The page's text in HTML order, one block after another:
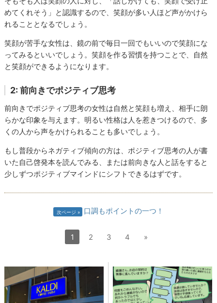
めてくれそう」と認識するので、笑顔が多い人ほど声がかけら
れることとなるでしょう。
笑顔が苦手な女性は、鏡の前で毎日一回でもいいので笑顔にな
ってみるといいでしょう。笑顔を作る習慣を持つことで、自然
と笑顔ができるようになります。
2: 前向きでポジティブ思考
前向きでポジティブ思考の女性は自然と笑顔も増え、相手に朗
らかな印象を与えます。明るい性格は人を惹きつけるので、多
くの人から声をかけられることも多いでしょう。
もし普段からネガティブ傾向の方は、ポジティブ思考の人が書
いた自己啓発本を読んでみる、または前向きな人と話をすると
少しずつポジティブマインドにシフトできるはずです。
次ページ 口調もポイントの一つ！
1 2 3 4 »